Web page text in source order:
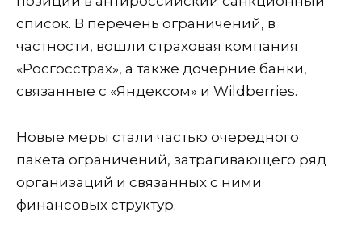
список. В перечень ограничений, в
частности, вошли страховая компания
«Росгосстрах», а также дочерние банки,
связанные с «Яндексом» и Wildberries.
Новые меры стали частью очередного
пакета ограничений, затрагивающего ряд
организаций и связанных с ними
финансовых структур.